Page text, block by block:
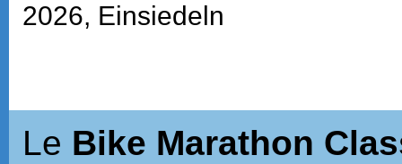
2026, Einsiedeln
Le Bike Marathon